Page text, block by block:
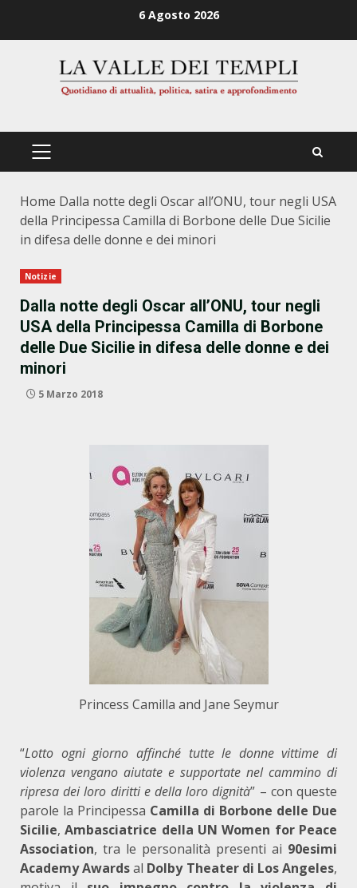
6 Agosto 2026
PRIMÄRES
Home Dalla notte degli Oscar all’ONU, tour negli USA
della Principessa Camilla di Borbone delle Due Sicilie
in difesa delle donne e dei minori
Notizie
Dalla notte degli Oscar all’ONU, tour negli
USA della Principessa Camilla di Borbone
delle Due Sicilie in difesa delle donne e dei
minori
5 Marzo 2018
Princess Camilla and Jane Seymur
“Lotto ogni giorno affinché tutte le donne vittime di
violenza vengano aiutate e supportate nel cammino di
ripresa dei loro diritti e della loro dignità” – con queste
parole la Principessa Camilla di Borbone delle Due
Sicilie,Ambasciatrice della UN Women for Peace
Association, tra le personalità presenti ai 90esimi
Academy Awardsal Dolby Theater di Los Angeles,